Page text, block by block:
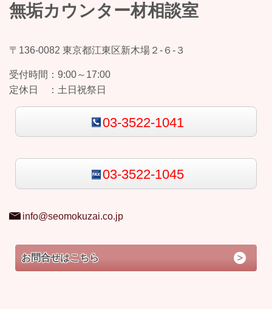
無垢カウンター材相談室
〒136-0082 東京都江東区新木場２-６-３
受付時間： 9:00～17:00
定休日 ： 土日祝祭日
03-3522-1041
03-3522-1045
info@seomokuzai.co.jp
お問合せはこちら